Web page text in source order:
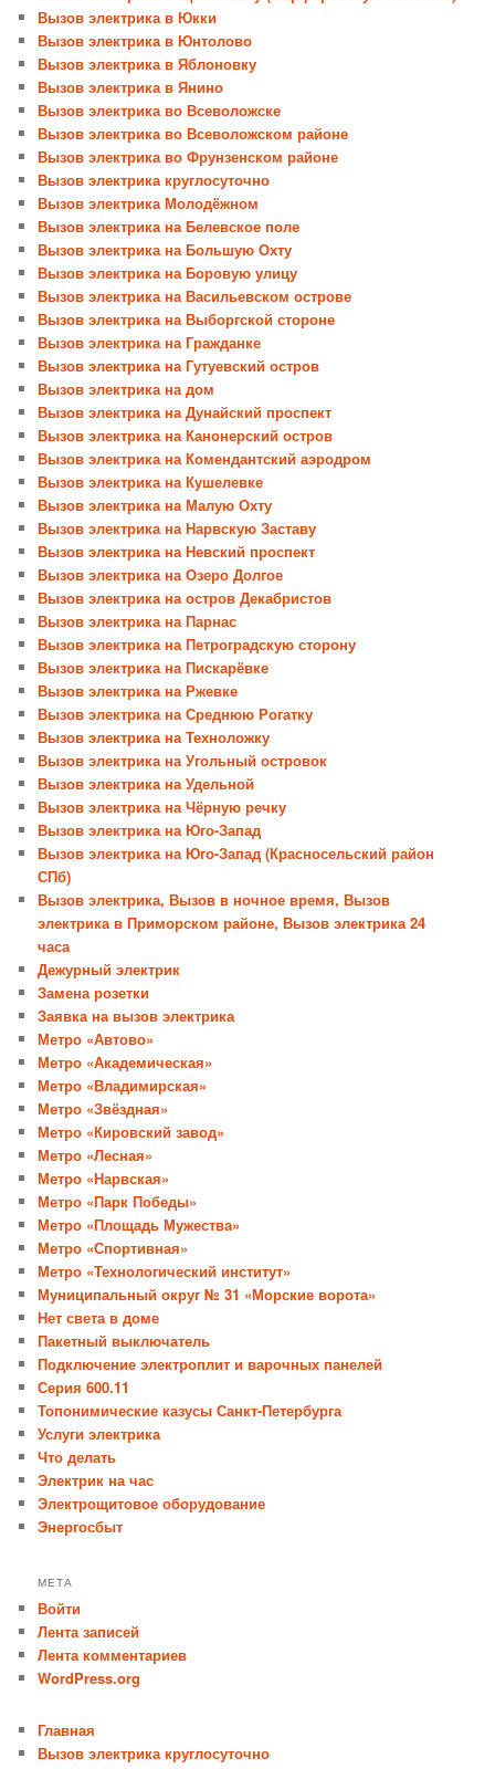
Вызов электрика в Юкки
Вызов электрика в Юнтолово
Вызов электрика в Яблоновку
Вызов электрика в Янино
Вызов электрика во Всеволожске
Вызов электрика во Всеволожском районе
Вызов электрика во Фрунзенском районе
Вызов электрика круглосуточно
Вызов электрика Молодёжном
Вызов электрика на Белевское поле
Вызов электрика на Большую Охту
Вызов электрика на Боровую улицу
Вызов электрика на Васильевском острове
Вызов электрика на Выборгской стороне
Вызов электрика на Гражданке
Вызов электрика на Гутуевский остров
Вызов электрика на дом
Вызов электрика на Дунайский проспект
Вызов электрика на Канонерский остров
Вызов электрика на Комендантский аэродром
Вызов электрика на Кушелевке
Вызов электрика на Малую Охту
Вызов электрика на Нарвскую Заставу
Вызов электрика на Невский проспект
Вызов электрика на Озеро Долгое
Вызов электрика на остров Декабристов
Вызов электрика на Парнас
Вызов электрика на Петроградскую сторону
Вызов электрика на Пискарёвке
Вызов электрика на Ржевке
Вызов электрика на Среднюю Рогатку
Вызов электрика на Техноложку
Вызов электрика на Угольный островок
Вызов электрика на Удельной
Вызов электрика на Чёрную речку
Вызов электрика на Юго-Запад
Вызов электрика на Юго-Запад (Красносельский район
СПб)
Вызов электрика, Вызов в ночное время, Вызов
электрика в Приморском районе, Вызов электрика 24
часа
Дежурный электрик
Замена розетки
Заявка на вызов электрика
Метро «Автово»
Метро «Академическая»
Метро «Владимирская»
Метро «Звёздная»
Метро «Кировский завод»
Метро «Лесная»
Метро «Нарвская»
Метро «Парк Победы»
Метро «Площадь Мужества»
Метро «Спортивная»
Метро «Технологический институт»
Муниципальный округ № 31 «Морские ворота»
Нет света в доме
Пакетный выключатель
Подключение электроплит и варочных панелей
Серия 600.11
Топонимические казусы Санкт-Петербурга
Услуги электрика
Что делать
Электрик на час
Электрощитовое оборудование
Энергосбыт
МЕТА
Войти
Лента записей
Лента комментариев
WordPress.org
Главная
Вызов электрика круглосуточно